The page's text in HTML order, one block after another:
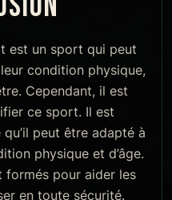
est un sport qui peut
condition physique,
Cependant, il est
ce sport. Il est
peut être adapté à
physique et d’âge.
formés pour aider les
en toute sécurité.